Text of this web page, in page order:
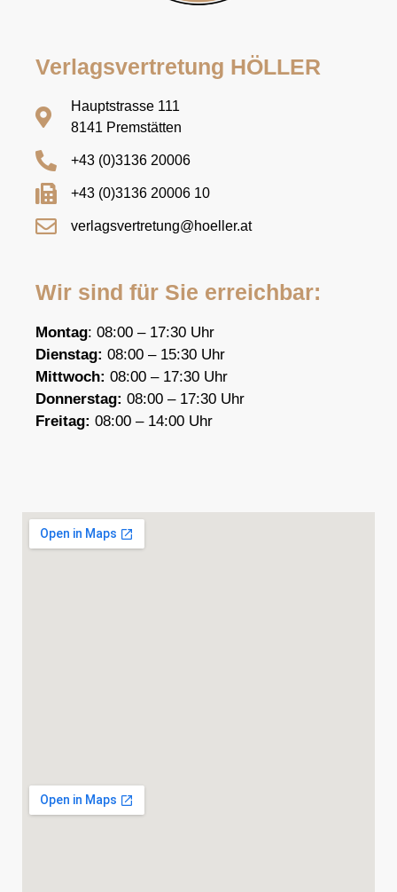
Verlagsvertretung HÖLLER
Hauptstrasse 111
8141 Premstätten
+43 (0)3136 20006
+43 (0)3136 20006 10
verlagsvertretung@hoeller.at
Wir sind für Sie erreichbar:
Montag: 08:00 – 17:30 Uhr
Dienstag: 08:00 – 15:30 Uhr
Mittwoch: 08:00 – 17:30 Uhr
Donnerstag: 08:00 – 17:30 Uhr
Freitag: 08:00 – 14:00 Uhr